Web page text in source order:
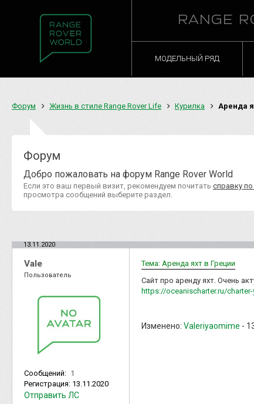
RANGE
МОДЕЛЬНЫЙ РЯД
Форум Жизнь в стиле Range Rover Life Курилка Аренда
Форум
Добро пожаловать на форум Range Rover World
Если это ваш первый визит, рекомендуем почитать справку
просмотра сообщений выберите раздел.
13.11.2020
Vale
Пользователь
Сообщений: 1
Регистрация: 13.11.2020
Отправить ЛС
Тема: Аренда яхт в Греции
Сайт про аренду яхт. Очень
https://oceanischarter.ru/
Изменено: Valeriyaomime -